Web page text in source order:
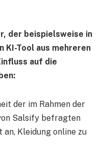
der beispielsweise in
KI-Tool aus mehreren
auf die
der im Rahmen der
Salsify befragten
Kleidung online zu